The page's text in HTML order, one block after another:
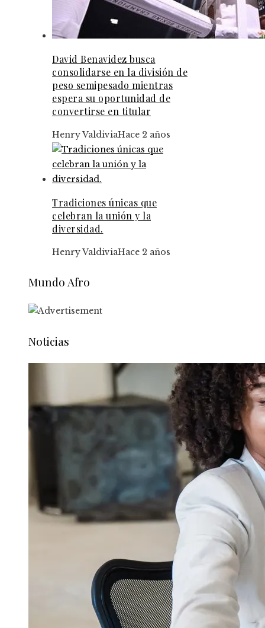
David Benavidez busca
consolidarse en la división de
peso semipesado mientras
espera su oportunidad de
convertirse en titular
Henry ValdiviaHace 2 años
Tradiciones únicas que
celebran la unión y la
diversidad.
Henry ValdiviaHace 2 años
Mundo Afro
Noticias